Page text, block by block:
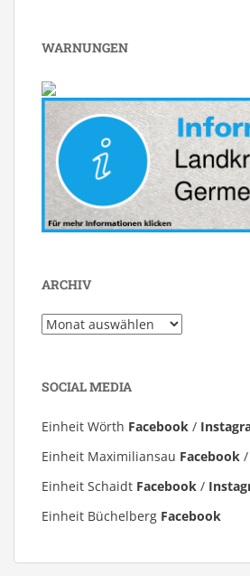
WARNUNGEN
ARCHIV
Archiv
SOCIAL MEDIA
Einheit Wörth Facebook /
Einheit Maximiliansau Facebook /
Einheit Schaidt Facebook /
Einheit Büchelberg Facebook